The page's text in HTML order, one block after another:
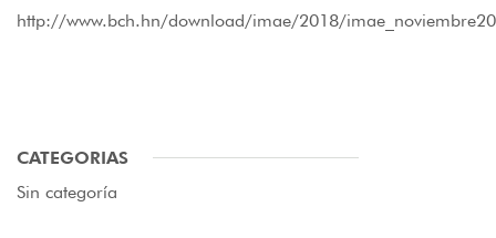
http://www.bch.hn/download/imae/2018/
CATEGORIAS
Sin categoría